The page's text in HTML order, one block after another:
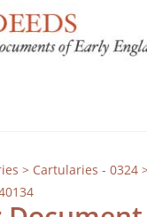
> Cartularies - 0324